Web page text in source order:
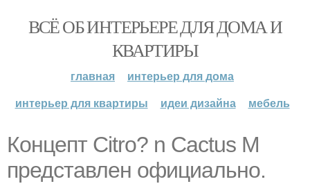
ВСЁ ОБ ИНТЕРЬЕРЕ ДЛЯ ДОМА И
КВАРТИРЫ
главная
интерьер для дома
интерьер для квартиры
идеи дизайна мебель
Концепт Citro? n Cactus M
представлен официально.